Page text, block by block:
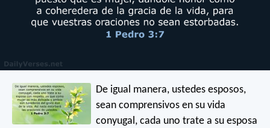
De igual manera, ustedes esposos,
sean comprensivos en su vida
conyugal, cada uno trate a su esposa